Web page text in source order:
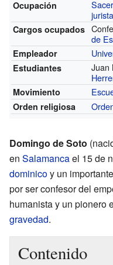
Ocupación
jurista
Cargos ocupados
de
Empleador
Estudiantes Juan
Movimiento
Orden religiosa
Domingo de Soto
en Salamancael 15 de
dominicoy un
por ser confesor del
humanista y un pionero
gravedad.
Contenido